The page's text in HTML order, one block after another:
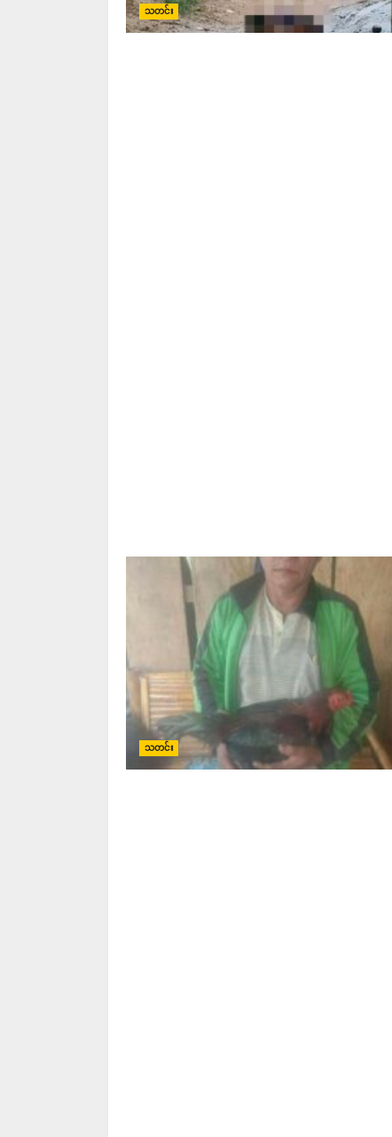
သတင်း
သတင်း